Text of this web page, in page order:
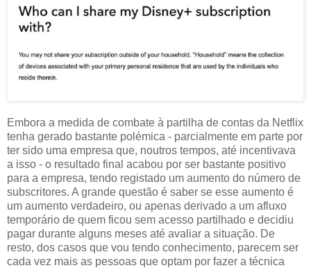
Embora a medida de combate à partilha de contas da Netflix
tenha gerado bastante polémica - parcialmente em parte por
ter sido uma empresa que, noutros tempos, até incentivava
a isso - o resultado final acabou por ser bastante positivo
para a empresa, tendo registado um aumento do número de
subscritores. A grande questão é saber se esse aumento é
um aumento verdadeiro, ou apenas derivado a um afluxo
temporário de quem ficou sem acesso partilhado e decidiu
pagar durante alguns meses até avaliar a situação. De
resto, dos casos que vou tendo conhecimento, parecem ser
cada vez mais as pessoas que optam por fazer a técnica